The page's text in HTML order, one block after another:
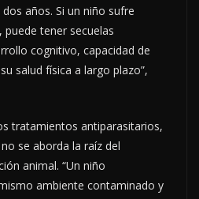
años. Si un niño sufre
tener secuelas
cognitivo, capacidad de
salud física a largo plazo”,
tratamientos antiparasitarios,
se aborda la raíz del
animal. “Un niño
ambiente contaminado y